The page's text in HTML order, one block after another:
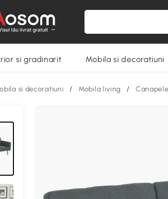
si gradinarit Mobila si decoratiuni
si decoratiuni / Mobila living / Canapele